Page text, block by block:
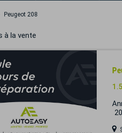
Peugeot 208
à la vente